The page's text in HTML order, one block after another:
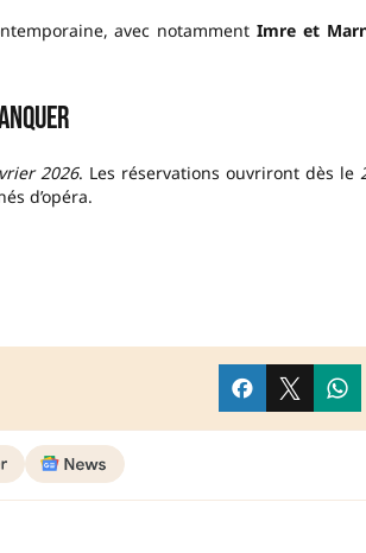
avec notamment Imre et
2026. Les réservations ouvriront dès le
d’opéra.